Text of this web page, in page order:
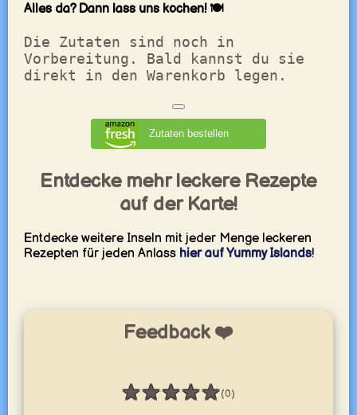
Alles da? Dann lass uns kochen! 🍽️
Die Zutaten sind noch in
Vorbereitung. Bald kannst du sie
direkt in den Warenkorb legen.
Zutaten bestellen
Entdecke mehr leckere Rezepte
auf der Karte!
Entdecke weitere Inseln mit jeder Menge leckeren
Rezepten für jeden Anlass hier auf Yummy Islands!
Feedback ❤️
★★★★★
Bewertung: 0 / 5 (0)